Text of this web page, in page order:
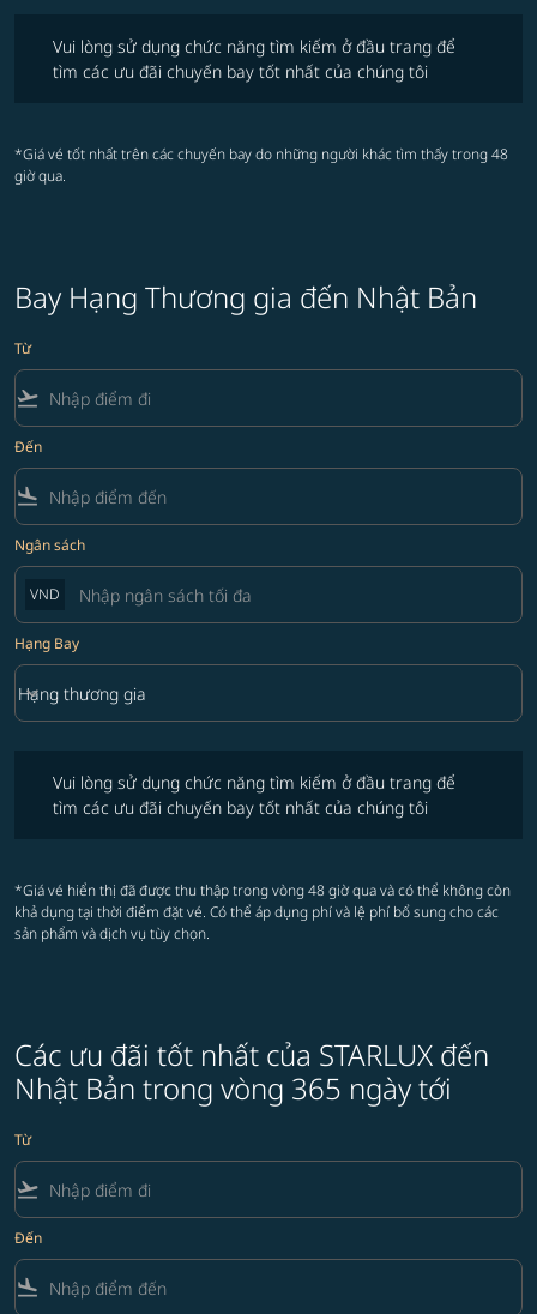
Vui lòng sử dụng chức năng tìm kiếm ở đầu trang để
tìm các ưu đãi chuyến bay tốt nhất của chúng tôi
*Giá vé tốt nhất trên các chuyến bay do những người khác tìm thấy trong 48
giờ qua.
Bay Hạng Thương gia đến Nhật Bản
Từ
flight_takeoff
Đến
flight_land
Ngân sách
VND
Hạng Bay
Hạng Bay option Hạng thương gia Selected
Hạng thương gia
keyboard_arrow_down
Vui lòng sử dụng chức năng tìm kiếm ở đầu trang để
tìm các ưu đãi chuyến bay tốt nhất của chúng tôi
*Giá vé hiển thị đã được thu thập trong vòng 48 giờ qua và có thể không còn
khả dụng tại thời điểm đặt vé. Có thể áp dụng phí và lệ phí bổ sung cho các
sản phẩm và dịch vụ tùy chọn.
Các ưu đãi tốt nhất của STARLUX đến
Nhật Bản trong vòng 365 ngày tới
Từ
flight_takeoff
Đến
flight_land